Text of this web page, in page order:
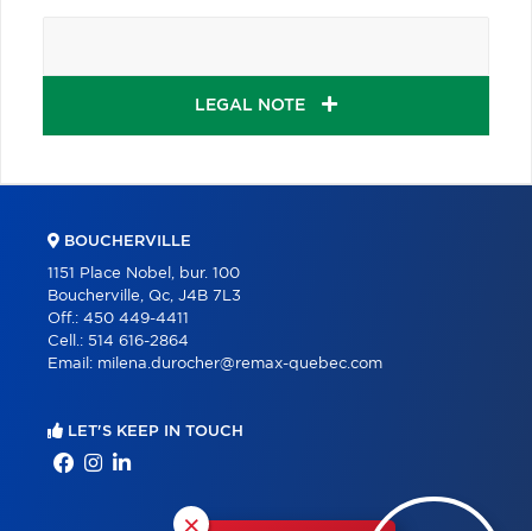
LEGAL NOTE
×
BOUCHERVILLE
1151 Place Nobel, bur. 100
Boucherville, Qc, J4B 7L3
Off.: 450 449-4411
Cell.: 514 616-2864
Email: milena.durocher@remax-quebec.com
LET'S KEEP IN TOUCH